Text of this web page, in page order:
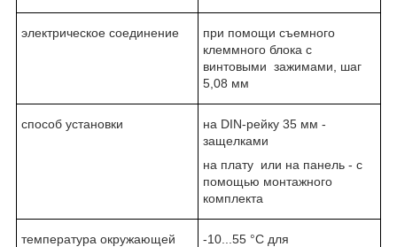
электрическое соединение
при помощи съемного
клеммного блока с
винтовыми зажимами, шаг
5,08 мм
способ установки
на DIN-рейку 35 мм -
защелками
на плату или на панель - с
помощью монтажного
комплекта
температура окружающей
-10...55 °C для